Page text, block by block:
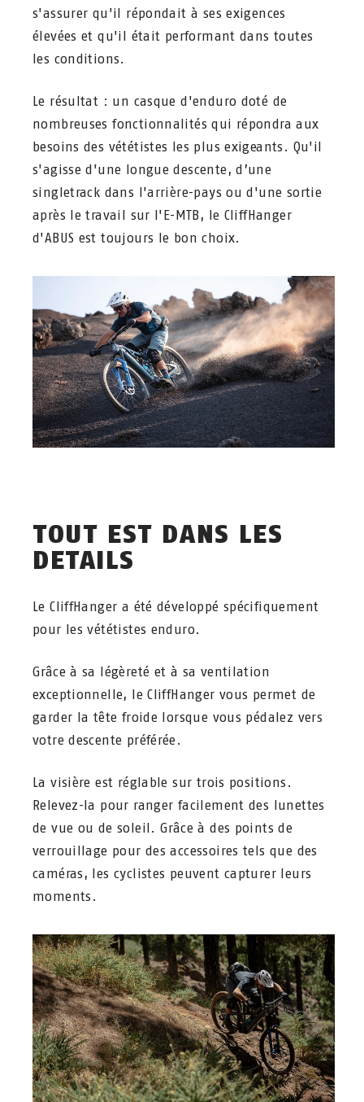
s'assurer qu'il répondait à ses exigences
élevées et qu'il était performant dans toutes
les conditions.
Le résultat : un casque d'enduro doté de
nombreuses fonctionnalités qui répondra aux
besoins des vététistes les plus exigeants. Qu'il
s'agisse d'une longue descente, d’une
singletrack dans l'arrière-pays ou d'une sortie
après le travail sur l'E-MTB, le CliffHanger
d'ABUS est toujours le bon choix.
TOUT EST DANS LES
DETAILS
Le CliffHanger a été développé spécifiquement
pour les vététistes enduro.
Grâce à sa légèreté et à sa ventilation
exceptionnelle, le CliffHanger vous permet de
garder la tête froide lorsque vous pédalez vers
votre descente préférée.
La visière est réglable sur trois positions.
Relevez-la pour ranger facilement des lunettes
de vue ou de soleil. Grâce à des points de
verrouillage pour des accessoires tels que des
caméras, les cyclistes peuvent capturer leurs
moments.